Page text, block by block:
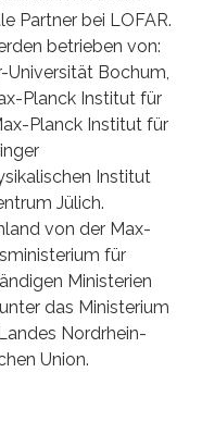
Partner bei LOFAR.
betrieben von:
Universität Bochum,
Planck Institut für
Planck Institut für
Institut
Jülich.
von der Max-
für
Ministerien
das Ministerium
Nordrhein-
Union.